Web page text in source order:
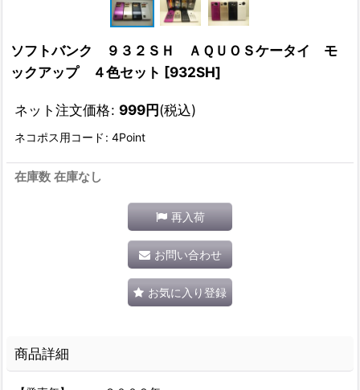
ソフトバンク ９３２ＳＨ ＡＱＵＯＳケータイ モ
ックアップ ４色セット [932SH]
ネット注文価格: 999円(税込)
ネコポス用コード : 4Point
在庫数 在庫なし
再入荷
お問い合わせ
お気に入り登録
商品詳細